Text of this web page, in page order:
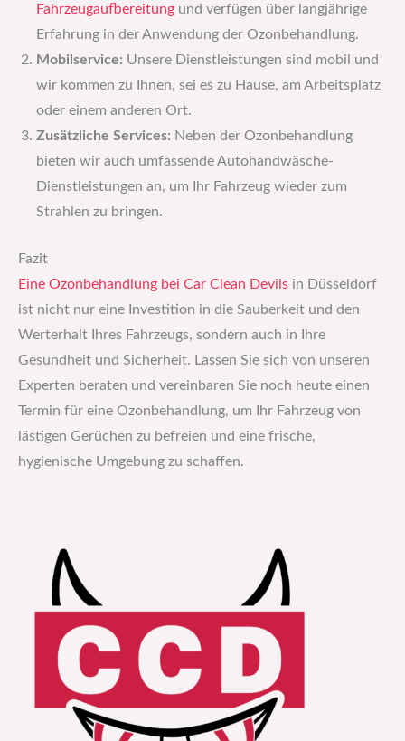
Fahrzeugaufbereitung und verfügen über langjährige
Erfahrung in der Anwendung der Ozonbehandlung.
Mobilservice: Unsere Dienstleistungen sind mobil und
wir kommen zu Ihnen, sei es zu Hause, am Arbeitsplatz
oder einem anderen Ort.
Zusätzliche Services: Neben der Ozonbehandlung
bieten wir auch umfassende Autohandwäsche-
Dienstleistungen an, um Ihr Fahrzeug wieder zum
Strahlen zu bringen.
Fazit
Eine Ozonbehandlung bei Car Clean Devils in Düsseldorf
ist nicht nur eine Investition in die Sauberkeit und den
Werterhalt Ihres Fahrzeugs, sondern auch in Ihre
Gesundheit und Sicherheit. Lassen Sie sich von unseren
Experten beraten und vereinbaren Sie noch heute einen
Termin für eine Ozonbehandlung, um Ihr Fahrzeug von
lästigen Gerüchen zu befreien und eine frische,
hygienische Umgebung zu schaffen.